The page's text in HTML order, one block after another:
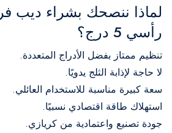
لماذا ننصحك بشراء ديب
رأسي 5 درج؟
تنظيم ممتاز بفضل الأدراج المتعددة.
لا حاجة لإذابة الثلج يدويًا.
سعة كبيرة مناسبة للاستخدام العائلي.
استهلاك طاقة اقتصادي نسبيًا.
جودة تصنيع واعتمادية من كريازي.